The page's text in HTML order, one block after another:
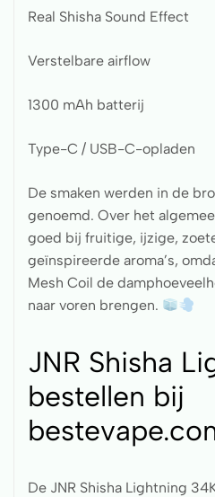
Real Shisha Sound Effect
Verstelbare airflow
1300 mAh batterij
Type-C / USB-C-opladen
De smaken werden in de
genoemd. Over het
goed bij fruitige, ijzige,
geïnspireerde aroma’s,
Mesh Coil de
naar voren brengen.
JNR Shisha
bestellen bij
De JNR Shisha Lightning